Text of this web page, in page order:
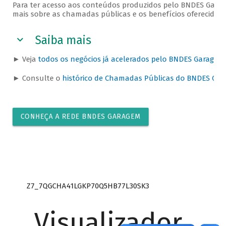
Para ter acesso aos conteúdos produzidos pelo BNDES
mais sobre as chamadas públicas e os benefícios oferecidos
Saiba mais
► Veja todos os negócios já acelerados pelo BNDES Garagem
► Consulte o histórico de Chamadas Públicas do BNDES
CONHEÇA A REDE BNDES GARAGEM
Z7_7QGCHA41LGKP70Q5HB77L30SK3